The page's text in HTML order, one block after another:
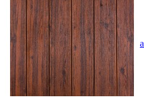
Купити В закладки